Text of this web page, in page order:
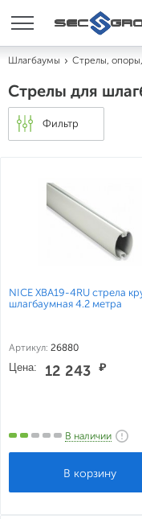
Шлагбаумы Стрелы,
Стрелы для
Фильтр
NICE XBA19-4RU стрела
шлагбаумная 4.2 метра
Артикул: 26880
Цена: 12 243 ₽
В наличии